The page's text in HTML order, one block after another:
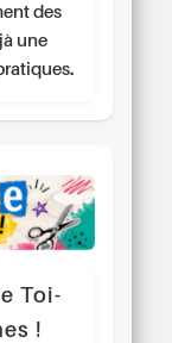
des
une
Toi-
!